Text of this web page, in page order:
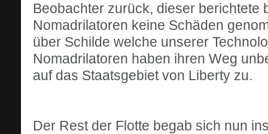
Beobachter zurück, dieser
Nomadrilatoren keine Schäden
über Schilde welche unserer
Nomadrilatoren haben ihren Weg
auf das Staatsgebiet von Liberty zu.
Der Rest der Flotte begab sich nun